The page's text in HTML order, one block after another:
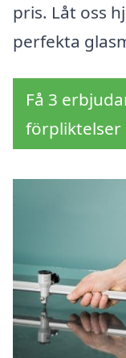
pris. Låt oss
perfekta
Få 3
förpliktelser